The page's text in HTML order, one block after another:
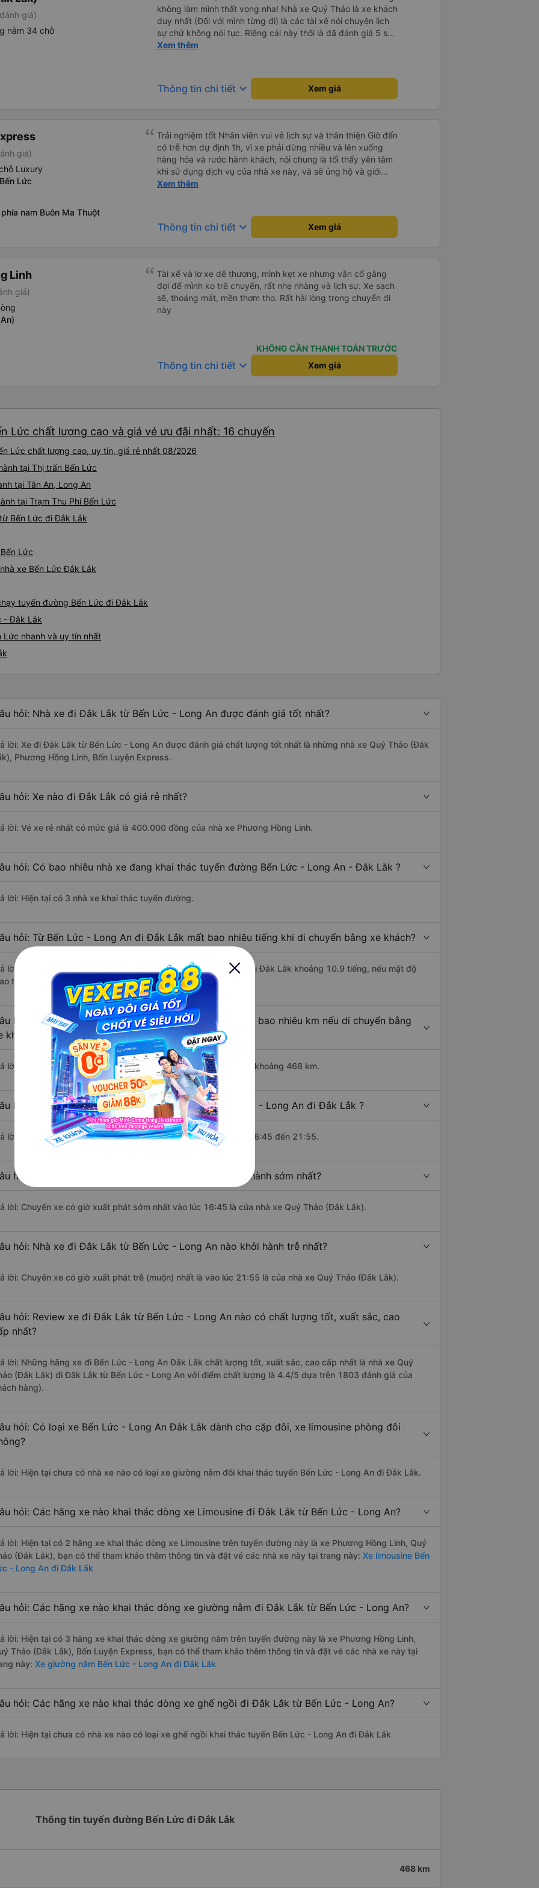
giá)
nằm 34 chỗ
không làm mình thất vọng nha! Nhà xe Quý Thảo là xe khách
duy nhất (Đối với mình từng đi) là các tài xế nói chuyện lịch
sự chứ không nói tục. Riêng cái này thôi là đã đánh giá 5 sao
rồi. Chú tài xế còn uống pepsi rất dễ thương chứ không có
Xem thêm
Thông tin chi tiết keyboard_arrow_down Xem giá
giá)
Luxury
Lức
nam Buôn Ma Thuột
Trải nghiệm tốt Nhân viên vui vẻ lịch sự và thân thiện Giờ đến
có trễ hơn dự định 1h, vì xe phải dừng nhiều và lên xuống
hàng hóa và rước hành khách, nói chung là tối thấy yên tâm
khi sử dụng dịch vụ của nhà xe này, và sẽ ủng hộ và giới
thiệu cho người thân sử dụng dịch vụ của nhà xe này
Xem thêm
Thông tin chi tiết keyboard_arrow_down Xem giá
Linh
giá)
Tài xế và lơ xe dễ thương, mình kẹt xe nhưng vẫn cố gắng
đợi để mình ko trễ chuyến, rất nhẹ nhàng và lịch sự. Xe sạch
sẽ, thoáng mát, mền thơm tho. Rất hài lòng trong chuyến đi
này
KHÔNG CẦN THANH TOÁN TRƯỚC
Thông tin chi tiết keyboard_arrow_down Xem giá
Lức chất lượng cao và giá vé ưu đãi nhất: 16 chuyến
Lức chất lượng cao, uy tín, giá rẻ nhất 08/2026
tại Thị trấn Bến Lức
tại Tân An, Long An
tại Trạm Thu Phí Bến Lức
Bến Lức đi Đắk Lắk
Lức
xe Bến Lức Đắk Lắk
tuyến đường Bến Lức đi Đắk Lắk
- Đắk Lắk
nhanh và uy tín nhất
hỏi: Nhà xe đi Đắk Lắk từ Bến Lức - Long An được đánh giá tốt nhất?
lời: Xe đi Đắk Lắk từ Bến Lức - Long An được đánh giá chất lượng tốt nhất là những nhà xe Quý Thảo (Đắk
Phương Hồng Linh, Bốn Luyện Express.
hỏi: Xe nào đi Đắk Lắk có giá rẻ nhất?
lời: Vé xe rẻ nhất có mức giá là 400.000 đồng của nhà xe Phương Hồng Linh.
hỏi: Có bao nhiêu nhà xe đang khai thác tuyến đường Bến Lức - Long An - Đắk Lắk ?
lời: Hiện tại có 3 nhà xe khai thác tuyến đường.
hỏi: Từ Bến Lức - Long An đi Đắk Lắk mất bao nhiêu tiếng khi di chuyển bằng xe khách?
lời: Thời gian di chuyển bằng xe khách từ Bến Lức - Long An đi Đắk Lắk khoảng 10.9 tiếng, nếu mật độ
thông thuận lợi.
hỏi: Khoảng cách từ Bến Lức - Long An đi Đắk Lắk là bao nhiêu km nếu di chuyển bằng
khách?
lời: Đoạn đường đi Đắk Lắk từ Bến Lức - Long An có chiều dài khoảng 468 km.
hỏi: Mỗi ngày có bao nhiêu chuyến xe khách Bến Lức - Long An đi Đắk Lắk ?
lời: Trung bình mỗi ngày có khoảng 16 chuyến xe bắt đầu từ 16:45 đến 21:55.
hỏi: Nhà xe đi Bến Lức - Long An Đắk Lắk nào khởi hành sớm nhất?
lời: Chuyến xe có giờ xuất phát sớm nhất vào lúc 16:45 là của nhà xe Quý Thảo (Đắk Lắk).
hỏi: Nhà xe đi Đắk Lắk từ Bến Lức - Long An nào khởi hành trễ nhất?
lời: Chuyến xe có giờ xuất phát trễ (muộn) nhất là vào lúc 21:55 là của nhà xe Quý Thảo (Đắk Lắk).
hỏi: Review xe đi Đắk Lắk từ Bến Lức - Long An nào có chất lượng tốt, xuất sắc, cao
nhất?
lời: Những hãng xe đi Bến Lức - Long An Đắk Lắk chất lượng tốt, xuất sắc, cao cấp nhất là nhà xe Quý
(Đắk Lắk) đi Đắk Lắk từ Bến Lức - Long An với điểm chất lượng là 4.4/5 dựa trên 1803 đánh giá của
hàng).
hỏi: Có loại xe Bến Lức - Long An Đắk Lắk dành cho cặp đôi, xe limousine phòng đôi
lời: Hiện tại chưa có nhà xe nào có loại xe giường nằm đôi khai thác tuyến Bến Lức - Long An đi Đắk Lắk.
hỏi: Các hãng xe nào khai thác dòng xe Limousine đi Đắk Lắk từ Bến Lức - Long An?
lời: Hiện tại có 2 hãng xe khai thác dòng xe Limousine trên tuyến đường này là xe Phương Hồng Linh, Quý
(Đắk Lắk), bạn có thể tham khảo thêm thông tin và đặt vé các nhà xe này tại trang này: Xe limousine Bến
- Long An đi Đắk Lắk
hỏi: Các hãng xe nào khai thác dòng xe giường nằm đi Đắk Lắk từ Bến Lức - Long An?
lời: Hiện tại có 3 hãng xe khai thác dòng xe giường nằm trên tuyến đường này là xe Phương Hồng Linh,
Thảo (Đắk Lắk), Bốn Luyện Express, bạn có thể tham khảo thêm thông tin và đặt vé các nhà xe này tại
này: Xe giường nằm Bến Lức - Long An đi Đắk Lắk
hỏi: Các hãng xe nào khai thác dòng xe ghế ngồi đi Đắk Lắk từ Bến Lức - Long An?
lời: Hiện tại chưa có nhà xe nào có loại xe ghế ngồi khai thác tuyến Bến Lức - Long An đi Đắk Lắk
Thông tin tuyến đường Bến Lức đi Đắk Lắk
468 km